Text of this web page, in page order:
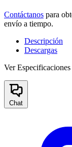
Contáctanos para
envío a tiempo.
Descripción
Descargas
Ver Especificaciones
Chat